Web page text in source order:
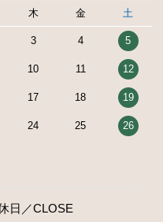
木 金 土
3 4 5
10 11 12
17 18 19
24 25 26
日／CLOSE